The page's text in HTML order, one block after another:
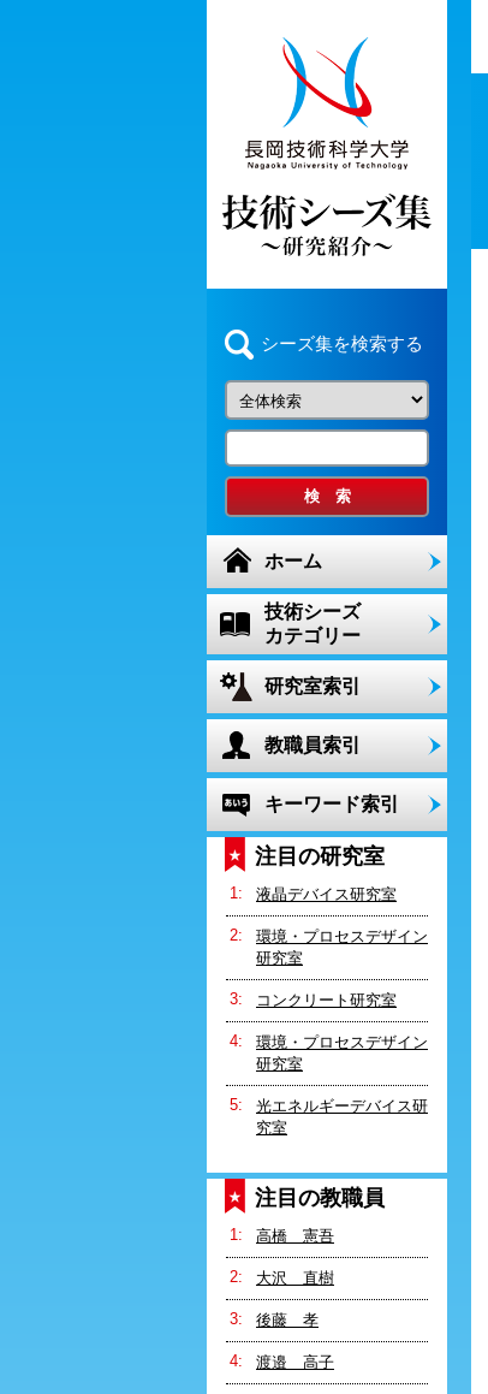
シーズ集を検索する
ホーム
技術シーズ
カテゴリー
研究室索引
教職員索引
キーワード索引
注目の研究室
液晶デバイス研究室
環境・プロセスデザイン
研究室
コンクリート研究室
環境・プロセスデザイン
研究室
光エネルギーデバイス研
究室
注目の教職員
高橋 憲吾
大沢 直樹
後藤 孝
渡邉 高子